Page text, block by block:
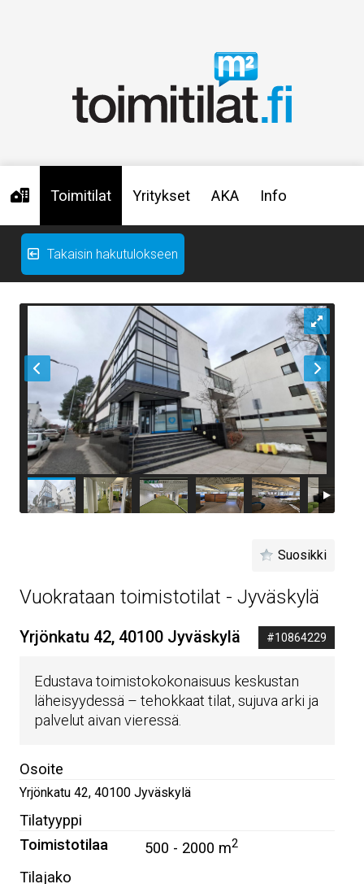
Toimitilat Yritykset AKA Info
Takaisin hakutulokseen
Suosikki
Vuokrataan toimistotilat - Jyväskylä
Yrjönkatu 42, 40100 Jyväskylä #10864229
Edustava toimistokokonaisuus keskustan
läheisyydessä – tehokkaat tilat, sujuva arki ja
palvelut aivan vieressä.
Osoite
Yrjönkatu 42, 40100 Jyväskylä
Tilatyyppi
Toimistotilaa
500 - 2000 m2
Tilajako